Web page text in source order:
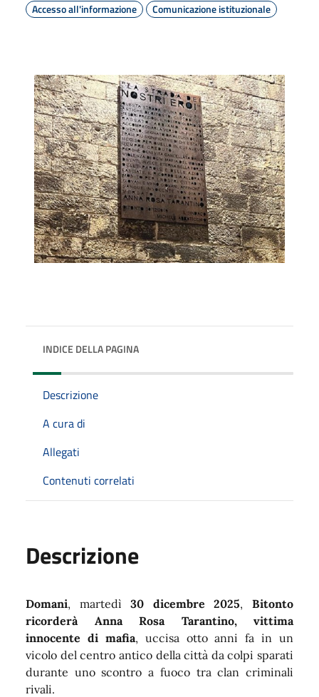
Accesso all'informazione
Comunicazione istituzionale
INDICE DELLA PAGINA
Descrizione
A cura di
Allegati
Contenuti correlati
Descrizione
Domani, martedì30 dicembre 2025,Bitonto
ricorderà Anna Rosa Tarantino, vittima
innocente di mafia, uccisa otto anni fa in un
vicolo del centro antico della città da colpi sparati
durante uno scontro a fuoco tra clan criminali
rivali.